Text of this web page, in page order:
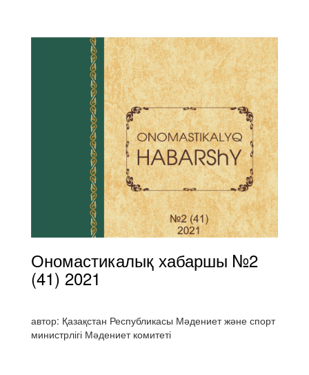
Ономастикалық хабаршы №2
(41) 2021
автор: Қазақстан Республикасы Мәдениет және спорт
министрлігі Мәдениет комитеті